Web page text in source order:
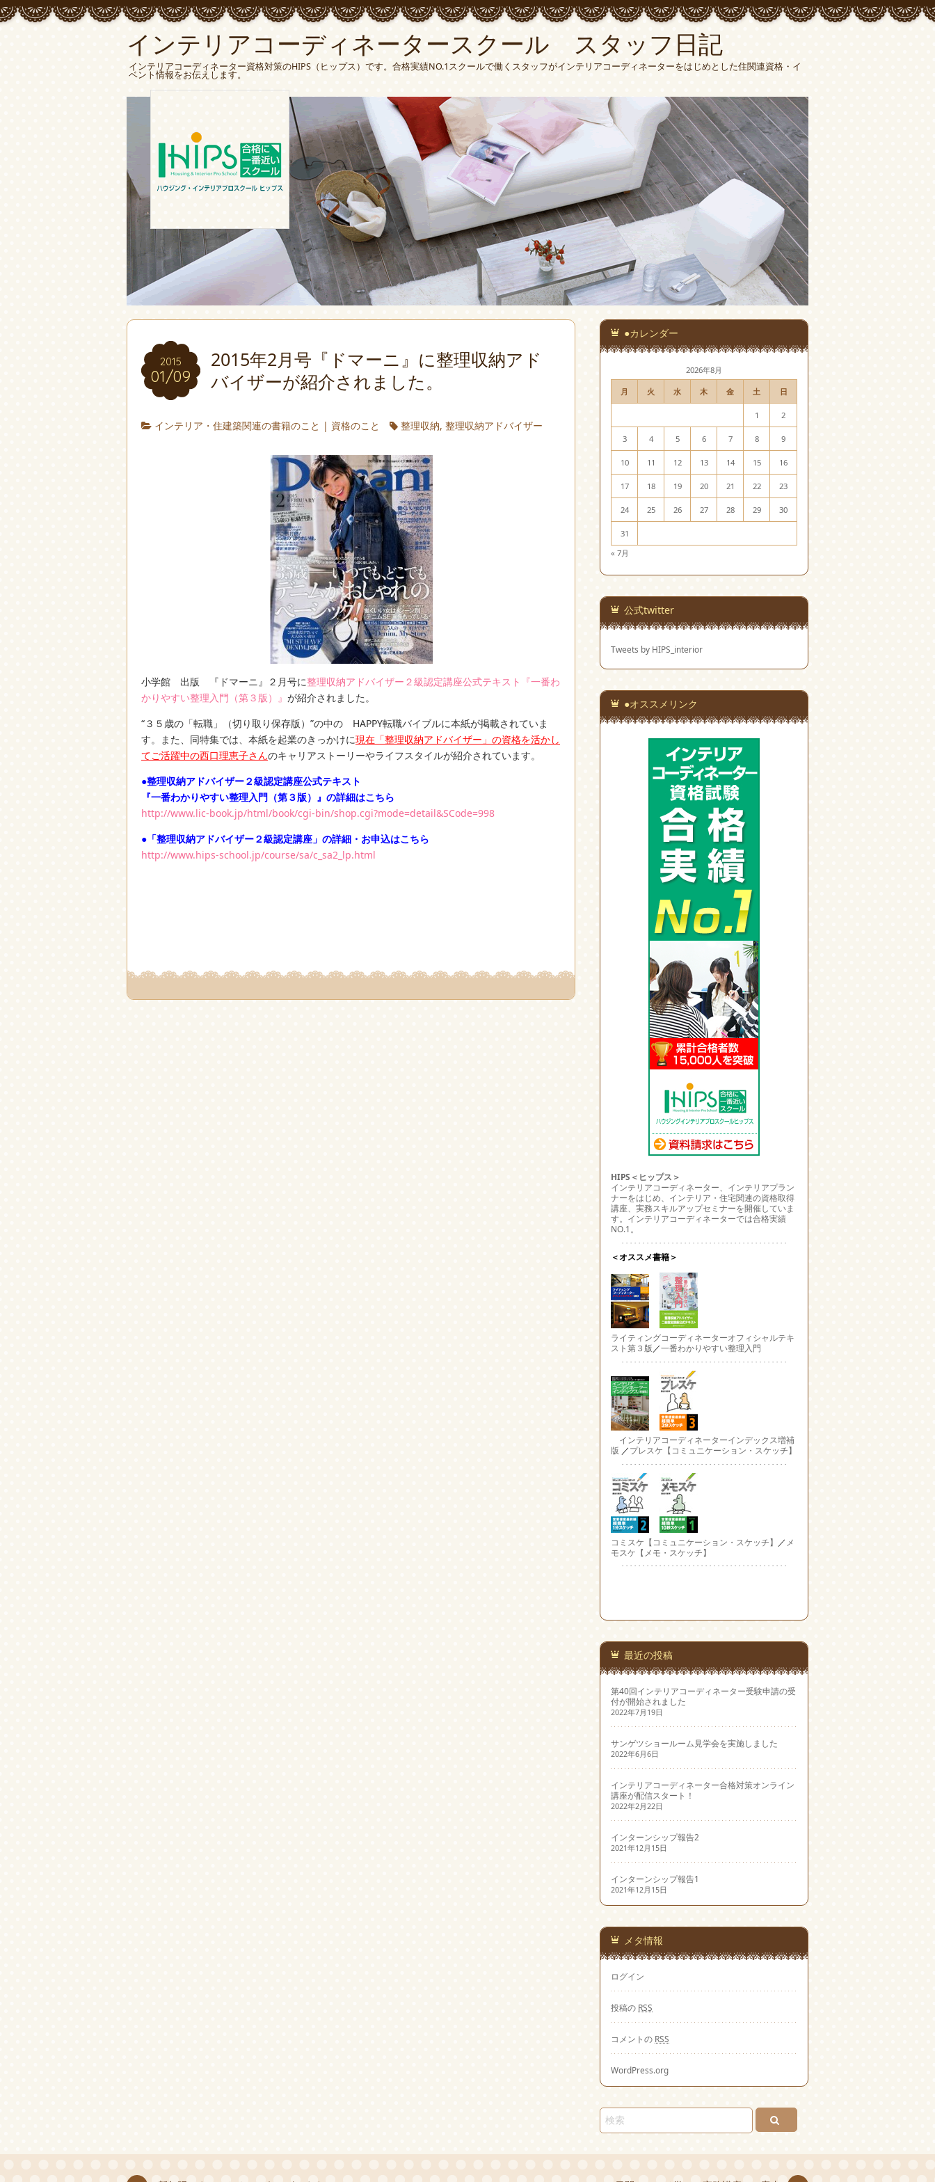
インテリアコーディネータースクール スタッフ日記
インテリアコーディネーター資格対策のHIPS（ヒップス）です。合格実績NO.1スクールで働くスタッフがインテリアコーディネーターをはじめとした住関連資格・イ
ベント情報をお伝えします。
2015
01/09
2015年2月号『ドマーニ』に整理収納アド
バイザーが紹介されました。
インテリア・住建築関連の書籍のこと | 資格のこと 整理収納,整理収納アドバイザー
小学館 出版 『ドマーニ』２月号に整理収納アドバイザー２級認定講座公式テキスト『一番わ
かりやすい整理入門（第３版）』 が紹介されました。
“３５歳の「転職」（切り取り保存版）”の中の HAPPY転職バイブルに本紙が掲載されていま
す。また、同特集では、本紙を起業のきっかけに現在「整理収納アドバイザー」の資格を活かし
てご活躍中の西口理恵子さんのキャリアストーリーやライフスタイルが紹介されています。
●整理収納アドバイザー２級認定講座公式テキスト
『一番わかりやすい整理入門（第３版）』の詳細はこちら
http://www.lic-book.jp/html/book/cgi-bin/shop.cgi?mode=detail&SCode=998
●「整理収納アドバイザー２級認定講座」の詳細・お申込はこちら
http://www.hips-school.jp/course/sa/c_sa2_lp.html
●カレンダー
2026年8月
月 火 水 木 金 土 日
« 7月
1 2
3 4 5 6 7 8 9
10 11 12 13 14 15 16
17 18 19 20 21 22 23
24 25 26 27 28 29 30
31
公式twitter
Tweets by HIPS_interior
●オススメリンク
HIPS＜ヒップス＞
インテリアコーディネーター、インテリアプラン
ナーをはじめ、インテリア・住宅関連の資格取得
講座、実務スキルアップセミナーを開催していま
す。インテリアコーディネーターでは合格実績
NO.1。
＜オススメ書籍＞
ライティングコーディネーターオフィシャルテキ
スト第３版 ／一番わかりやすい整理入門
インテリアコーディネーターインデックス増補
版 ／プレスケ【コミュニケーション・スケッチ】
コミスケ【コミュニケーション・スケッチ】 ／ メ
モスケ【メモ・スケッチ】
最近の投稿
第40回インテリアコーディネーター受験申請の受
付が開始されました
2022年7月19日
サンゲツショールーム見学会を実施しました
2022年6月6日
インテリアコーディネーター合格対策オンライン
講座が配信スタート！
2022年2月22日
インターンシップ報告2
2021年12月15日
インターンシップ報告1
2021年12月15日
メタ情報
ログイン
投稿の RSS
コメントの RSS
WordPress.org